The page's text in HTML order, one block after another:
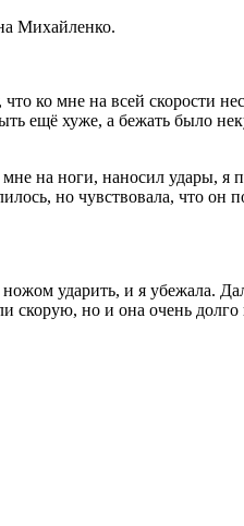
Михайленко.
ко мне на всей скорости
ещё хуже, а бежать было
на ноги, наносил удары, я
но чувствовала, что
ударить, и я убежала.
скорую, но и она очень долго